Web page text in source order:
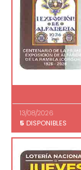
13/08/2026
5 DISPONIBLES